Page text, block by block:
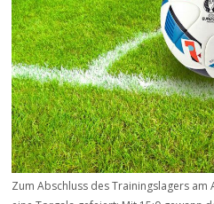
Zum Abschluss des Trainingslagers am